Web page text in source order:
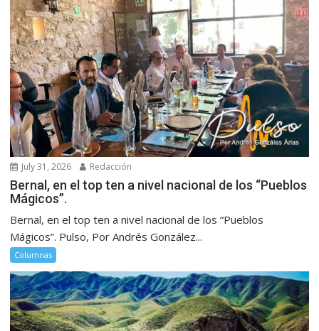
July 31, 2026 Redacción
Bernal, en el top ten a nivel nacional de los “Pueblos
Mágicos”.
Bernal, en el top ten a nivel nacional de los “Pueblos
Mágicos”. Pulso, Por Andrés González...
Columnas